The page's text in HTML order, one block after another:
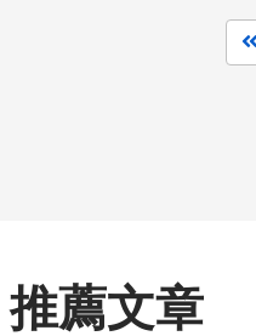
推薦文章